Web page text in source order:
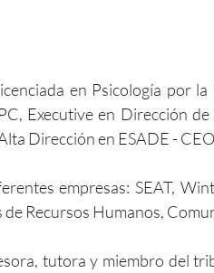
en Psicología por
Executive en Dirección
Dirección en ESADE -
empresas: SEAT,
Recursos Humanos,
tutora y miembro del